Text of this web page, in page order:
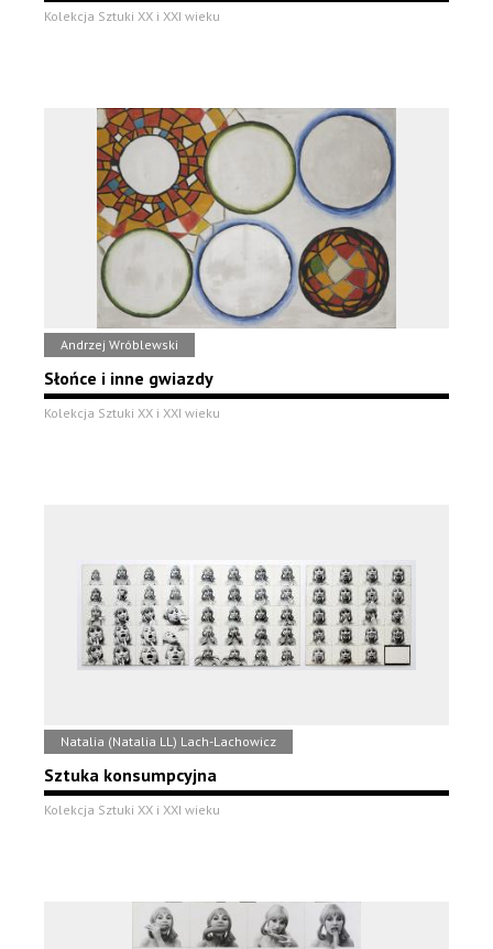
Kolekcja Sztuki XX i XXI wieku
Andrzej Wróblewski
Słońce i inne gwiazdy
Kolekcja Sztuki XX i XXI wieku
Natalia (Natalia LL) Lach-Lachowicz
Sztuka konsumpcyjna
Kolekcja Sztuki XX i XXI wieku